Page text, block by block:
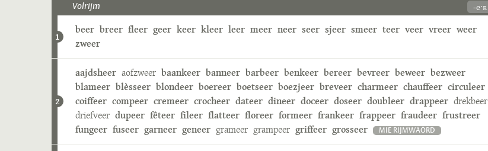
Volrijm -eˑʀ
1
beer breer fleer geer keer kleer leer meer neer seer sjeer smeer teer veer vreer weer
zweer
2
aajdsheer aofzweer baankeer banneer barbeer benkeer bereer bevreer beweer bezweer
blameer blèsseer blondeer boereer boetseer boezjeer breveer charmeer chauffeer circuleer
coiffeer compeer cremeer crocheer dateer dineer doceer doseer doubleer drappeer drekbeer
driefveer dupeer fêteer fileer flatteer floreer formeer frankeer frappeer fraudeer frustreer
fungeer fuseer garneer geneer grameer grampeer griffeer grosseer MIE RIJMWÄÖRD